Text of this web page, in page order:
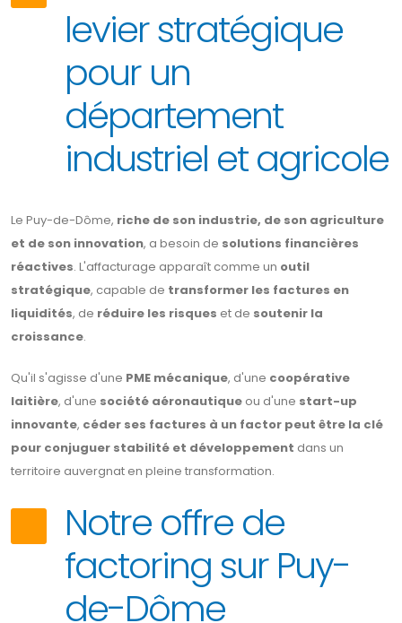
levier stratégique
pour un
département
industriel et agricole
Le Puy-de-Dôme, riche de son industrie, de son agriculture
et de son innovation, a besoin de solutions financières
réactives. L'affacturage apparaît comme un outil
stratégique, capable de transformer les factures en
liquidités, de réduire les risques et de soutenir la
croissance.
Qu'il s'agisse d'une PME mécanique, d'une coopérative
laitière, d'une société aéronautique ou d'une start-up
innovante, céder ses factures à un factor peut être la clé
pour conjuguer stabilité et développement dans un
territoire auvergnat en pleine transformation.
Notre offre de
factoring sur Puy-
de-Dôme